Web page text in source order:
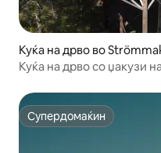
Куќа на дрво во
Куќа на дрво со џакузи
Супердомаќин
Супердомаќин